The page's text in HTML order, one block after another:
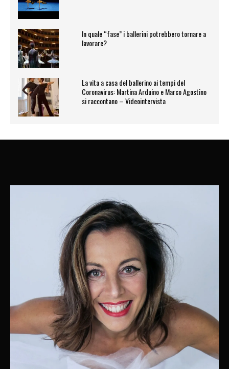
In quale “fase” i ballerini potrebbero tornare a
lavorare?
La vita a casa del ballerino ai tempi del
Coronavirus: Martina Arduino e Marco Agostino
si raccontano – Videointervista